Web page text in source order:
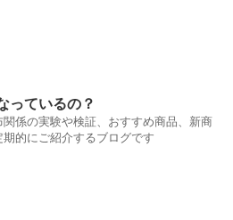
っているの？
係の実験や検証、おすすめ商品、新商
的にご紹介するブログです